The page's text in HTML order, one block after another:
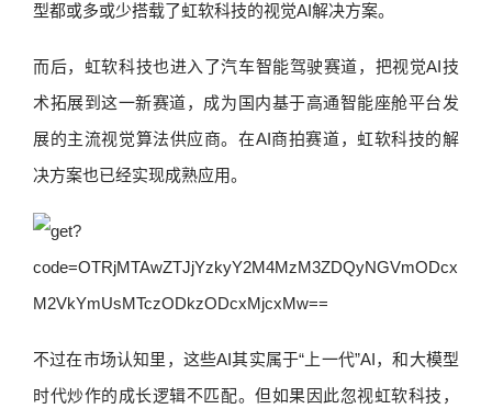
型都或多或少搭载了虹软科技的视觉AI解决方案。
而后，虹软科技也进入了汽车智能驾驶赛道，把视觉AI技
术拓展到这一新赛道，成为国内基于高通智能座舱平台发
展的主流视觉算法供应商。在AI商拍赛道，虹软科技的解
决方案也已经实现成熟应用。
不过在市场认知里，这些AI其实属于“上一代”AI，和大模型
时代炒作的成长逻辑不匹配。但如果因此忽视虹软科技，